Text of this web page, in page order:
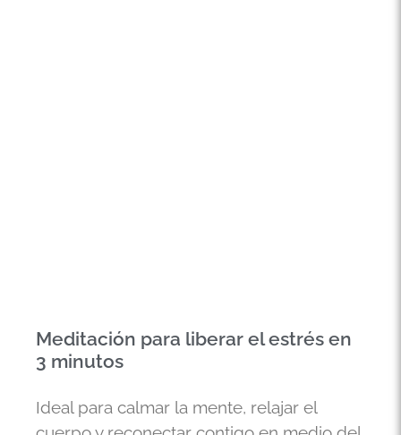
Meditación para liberar el estrés en
3 minutos
Ideal para calmar la mente, relajar el